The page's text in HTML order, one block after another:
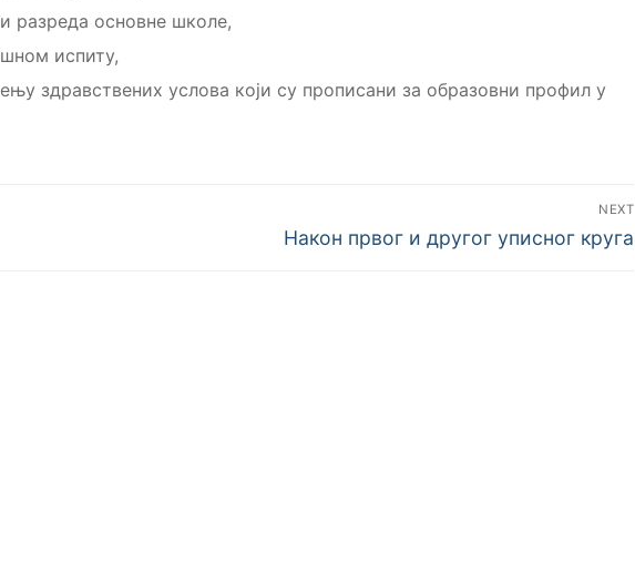
разреда основне школе,
испиту,
здравствених услова који су прописани за образовни профил у
NEXT
Након првог и другог уписног круга